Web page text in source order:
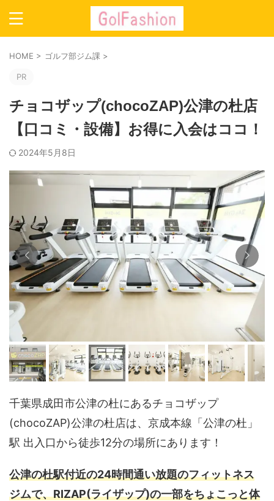
HOME > ゴルフ部ジム課 >
PR
チョコザップ(chocoZAP)公津の杜店
【口コミ・設備】お得に入会はココ！
2024年5月8日
千葉県成田市公津の杜にあるチョコザップ
(chocoZAP)公津の杜店は、京成本線「公津の杜」
駅 出入口から徒歩12分の場所にあります！
公津の杜駅付近の24時間通い放題のフィットネス
ジムで、RIZAP(ライザップ)の一部をちょこっと体